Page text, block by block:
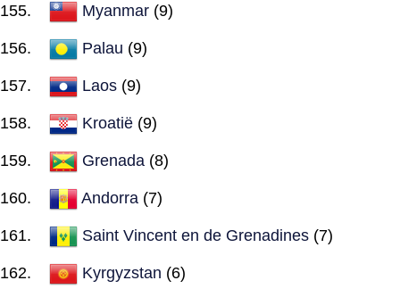
Myanmar (9)
Palau (9)
Laos (9)
Kroatië (9)
Grenada (8)
Andorra (7)
Saint Vincent en de Grenadines (7)
Kyrgyzstan (6)